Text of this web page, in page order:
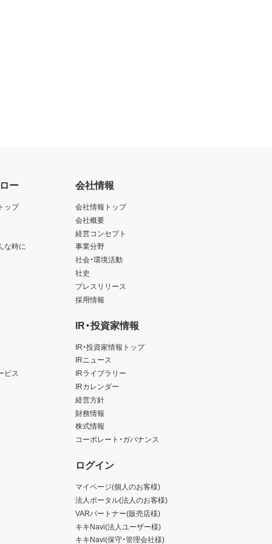
ー
ップ
な時に
ビス
会社情報
会社情報トップ
会社概要
経営コンセプト
事業分野
社会・環境活動
社史
プレスリリース
採用情報
IR・投資家情報
IR・投資家情報トップ
IRニュース
IRライブラリー
IRカレンダー
経営方針
財務情報
株式情報
コーポレート・ガバナンス
ログイン
マイページ(個人のお客様)
法人ポータル(法人のお客様)
VARパートナー(販売店様)
キキNavi(法人ユーザー様)
キキNavi(保守・管理会社様)